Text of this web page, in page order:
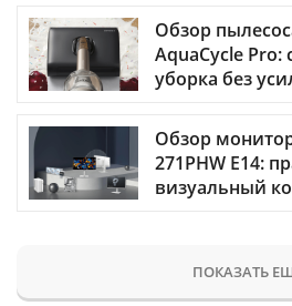
Обзор
AquaCycle Pro:
уборка без
Обзор
271PHW E14:
визуальный
ПОКАЗАТЬ